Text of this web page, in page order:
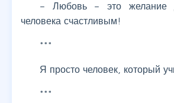
– Любовь – это желание
человека счастливым!
***
Я просто человек, который
***